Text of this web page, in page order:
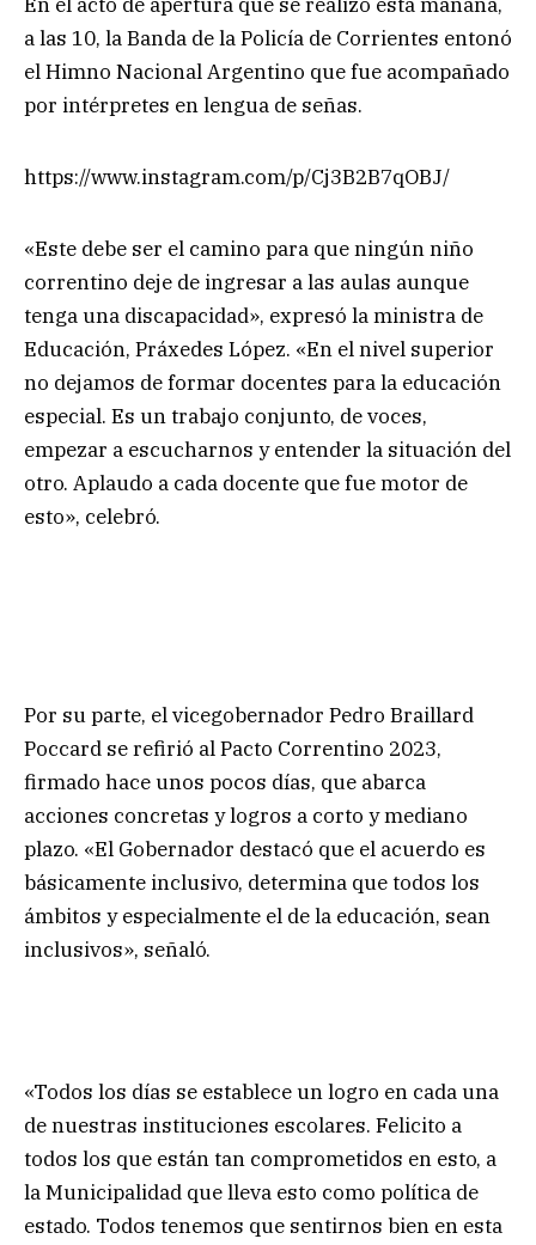
a las 10, la Banda de la Policía de Corrientes entonó
el Himno Nacional Argentino que fue acompañado
por intérpretes en lengua de señas.
https://www.instagram.com/p/Cj3B2B7qOBJ/
«Este debe ser el camino para que ningún niño
correntino deje de ingresar a las aulas aunque
tenga una discapacidad», expresó la ministra de
Educación, Práxedes López. «En el nivel superior
no dejamos de formar docentes para la educación
especial. Es un trabajo conjunto, de voces,
empezar a escucharnos y entender la situación del
otro. Aplaudo a cada docente que fue motor de
esto», celebró.
Por su parte, el vicegobernador Pedro Braillard
Poccard se refirió al Pacto Correntino 2023,
firmado hace unos pocos días, que abarca
acciones concretas y logros a corto y mediano
plazo. «El Gobernador destacó que el acuerdo es
básicamente inclusivo, determina que todos los
ámbitos y especialmente el de la educación, sean
inclusivos», señaló.
«Todos los días se establece un logro en cada una
de nuestras instituciones escolares. Felicito a
todos los que están tan comprometidos en esto, a
la Municipalidad que lleva esto como política de
estado. Todos tenemos que sentirnos bien en esta